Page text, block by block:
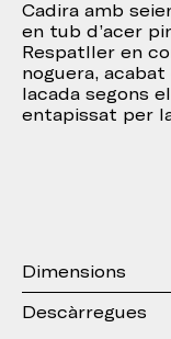
Cadira amb
en tub d’acer
Respatller en
noguera,
lacada segons
entapissat per
Dimensions
Descàrregues